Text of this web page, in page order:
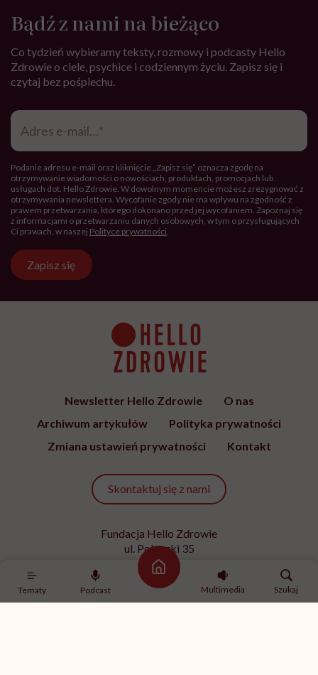
Tematy Podcast
Strona główna
Multimedia
Szukaj
Bądź z nami na bieżąco
Co tydzień wybieramy teksty, rozmowy i podcasty Hello
Zdrowie o ciele, psychice i codziennym życiu. Zapisz się i
czytaj bez pośpiechu.
Adres
mail*
Podanie adresu e-mail oraz kliknięcie „Zapisz się” oznacza zgodę na
otrzymywanie wiadomości o nowościach, produktach, promocjach lub
usługach dot. Hello Zdrowie. W dowolnym momencie możesz zrezygnować z
otrzymywania newslettera. Wycofanie zgody nie ma wpływu na zgodność z
prawem przetwarzania, którego dokonano przed jej wycofaniem. Zapoznaj się
z informacjami o przetwarzaniu danych osobowych, w tym o przysługujących
Ci prawach, w naszej Polityce prywatności.
Zapisz się
Newsletter Hello Zdrowie
O nas
Archiwum artykułów
Polityka prywatności
Zmiana ustawień prywatności
Kontakt
Skontaktuj się z nami
Fundacja Hello Zdrowie
ul. Poleczki 35
02-822 Warszawa
NIP 9512613236
Kontakt z redakcją